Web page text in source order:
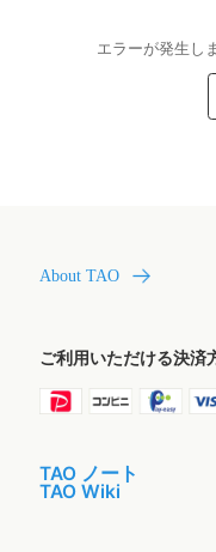
エラーが発生し
About TAO
ご利用いただける決済
TAO ノート
TAO Wiki